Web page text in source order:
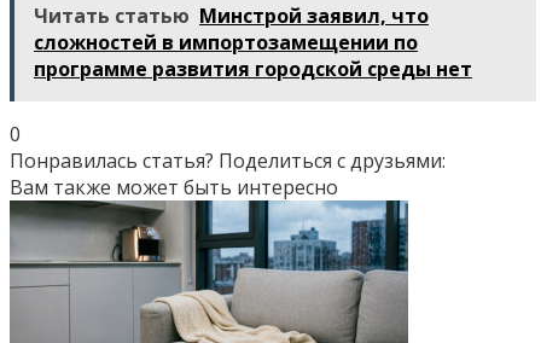
Читать статью Минстрой заявил, что
сложностей в импортозамещении по
программе развития городской среды нет
0
Понравилась статья? Поделиться с друзьями:
Вам также может быть интересно